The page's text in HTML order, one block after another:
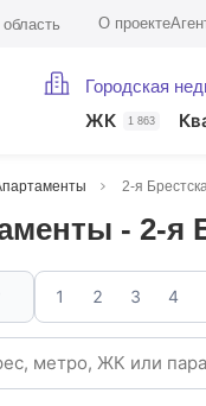
О проекте
Городская
ЖК 1 863
2-я
- 2-я
1 2 3 4